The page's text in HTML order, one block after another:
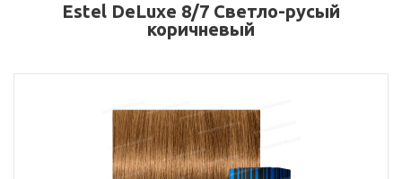
Estel DeLuxe 8/7 Светло-русый
коричневый